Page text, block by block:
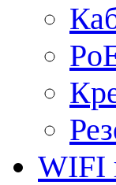
WIFI